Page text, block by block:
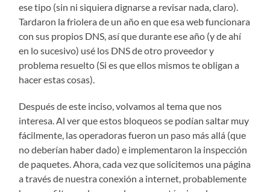
ese tipo (sin ni siquiera dignarse a revisar nada, claro).
Tardaron la friolera de un año en que esa web funcionara
con sus propios DNS, así que durante ese año (y de ahí
en lo sucesivo) usé los DNS de otro proveedor y
problema resuelto (Si es que ellos mismos te obligan a
hacer estas cosas).
Después de este inciso, volvamos al tema que nos
interesa. Al ver que estos bloqueos se podían saltar muy
fácilmente, las operadoras fueron un paso más allá (que
no deberían haber dado) e implementaron la inspección
de paquetes. Ahora, cada vez que solicitemos una página
a través de nuestra conexión a internet, probablemente